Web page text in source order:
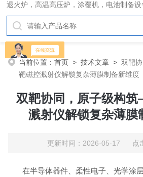
退火炉，高温高压炉，涂覆机，电池制备设
当前位置：首页 >技术文章 >双靶
靶磁控溅射仪解锁复杂薄膜制备新维度
双靶协同，原子级构
溅射仪解锁复杂薄膜
更新时间：2026-05-17 点
在半导体器件、柔性电子、光学涂层